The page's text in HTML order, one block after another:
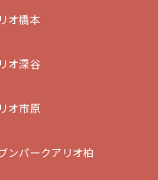
オ橋本
オ深谷
オ市原
ンパークアリオ柏